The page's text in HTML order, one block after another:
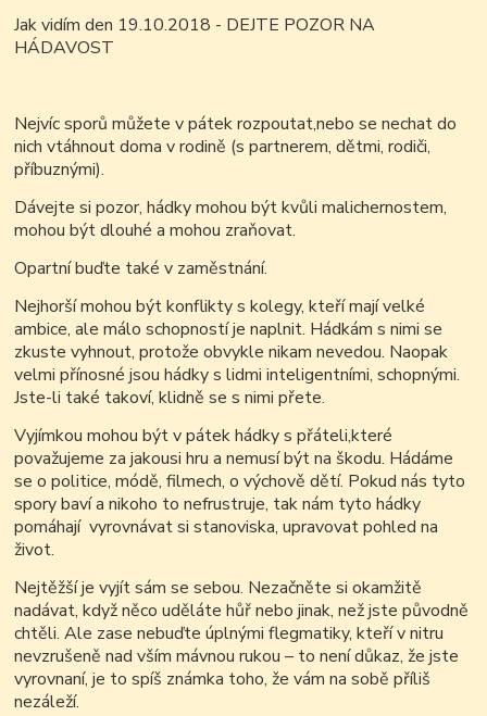
Jak vidím den 19.10.2018 - DEJTE POZOR NA
HÁDAVOST
Nejvíc sporů můžete v pátek rozpoutat,nebo se nechat do
nich vtáhnout doma v rodině (s partnerem, dětmi, rodiči,
příbuznými).
Dávejte si pozor, hádky mohou být kvůli malichernostem,
mohou být dlouhé a mohou zraňovat.
Opartní buďte také v zaměstnání.
Nejhorší mohou být konflikty s kolegy, kteří mají velké
ambice, ale málo schopností je naplnit. Hádkám s nimi se
zkuste vyhnout, protože obvykle nikam nevedou. Naopak
velmi přínosné jsou hádky s lidmi inteligentními, schopnými.
Jste-li také takoví, klidně se s nimi přete.
Vyjímkou mohou být v pátek hádky s přáteli,které
považujeme za jakousi hru a nemusí být na škodu. Hádáme
se o politice, módě, filmech, o výchově dětí. Pokud nás tyto
spory baví a nikoho to nefrustruje, tak nám tyto hádky
pomáhají vyrovnávat si stanoviska, upravovat pohled na
život.
Nejtěžší je vyjít sám se sebou. Nezačněte si okamžitě
nadávat, když něco uděláte hůř nebo jinak, než jste původně
chtěli. Ale zase nebuďte úplnými flegmatiky, kteří v nitru
nevzrušeně nad vším mávnou rukou – to není důkaz, že jste
vyrovnaní, je to spíš známka toho, že vám na sobě příliš
nezáleží.